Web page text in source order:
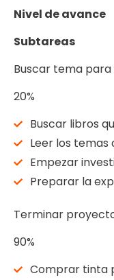
Nivel de avance
Subtareas
Buscar tema
20%
Buscar libros
Leer los temas
Empezar
Preparar la
Terminar
90%
Comprar tinta